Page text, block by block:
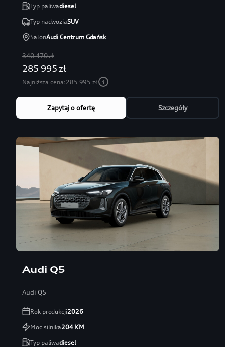
Typ paliwadiesel
Typ nadwoziaSUV
SalonAudi Centrum Gdańsk
340 470 zł
285 995 zł
Najniższa cena:285 995 zł
Zapytaj o ofertę Szczegóły
Audi Q5
Audi Q5
Rok produkcji2026
Moc silnika204KM
Typ paliwadiesel